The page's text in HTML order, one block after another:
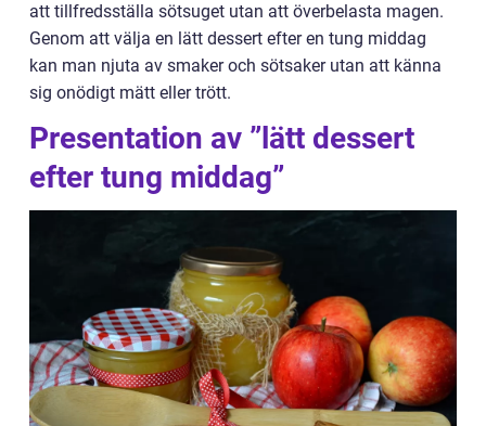
att tillfredsställa sötsuget utan att överbelasta magen.
Genom att välja en lätt dessert efter en tung middag
kan man njuta av smaker och sötsaker utan att känna
sig onödigt mätt eller trött.
Presentation av ”lätt dessert
efter tung middag”